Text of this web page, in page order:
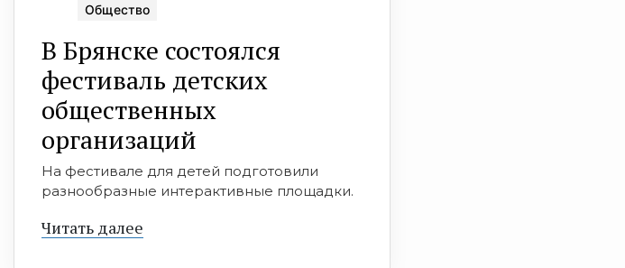
Общество
В Брянске состоялся
фестиваль детских
общественных
организаций
На фестивале для детей подготовили
разнообразные интерактивные площадки.
Читать далее